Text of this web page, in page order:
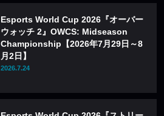
Esports World Cup 2026『オーバー
ウォッチ 2』OWCS: Midseason
Championship【2026年7月29日～8
月2日】
2026.7.24